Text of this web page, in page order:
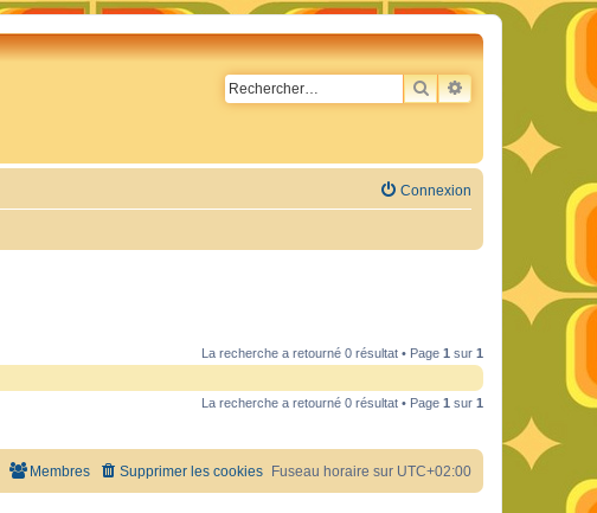
RECHERCHER
RECHERCHE
Connexion
La recherche a retourné 0 résultat • Page 1 sur 1
La recherche a retourné 0 résultat • Page 1 sur 1
Fuseau horaire sur UTC+02:00
Supprimer les cookies
Membres